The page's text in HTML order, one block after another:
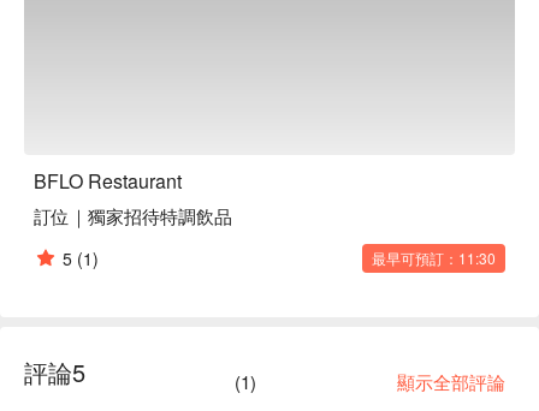
🍽️ 口碑必點
【碳烤沙朗牛排】外焦內嫩，鎖住肉汁，讓每一口都充滿驚喜
【碳烤菲力牛排】純淨無腥味，肉質厚實飽滿
【OREO 花生起司捲】甜而不膩，口感濃郁
BFLO Restaurant
訂位｜獨家招待特調飲品
5 (1) 最早可預訂：11:30
評論5 (1) 顯示全部評論